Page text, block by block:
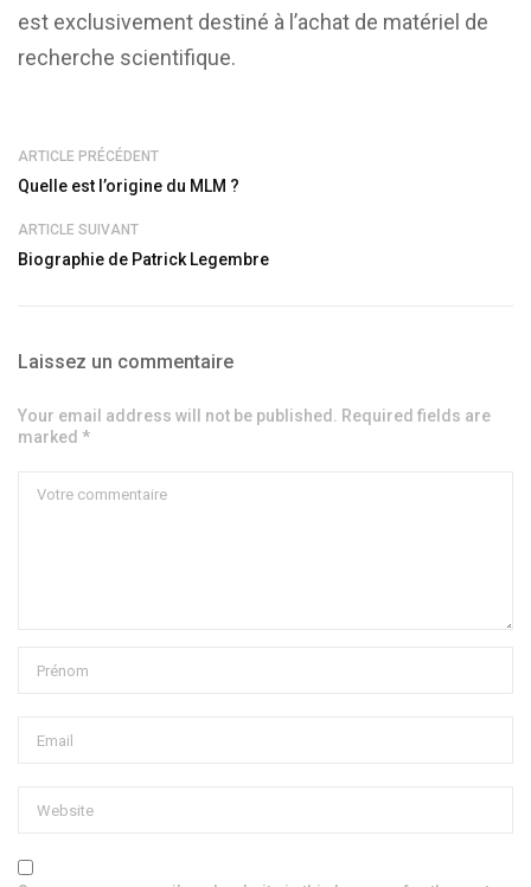
est exclusivement destiné à l’achat de matériel de
recherche scientifique.
ARTICLE PRÉCÉDENT
Quelle est l’origine du MLM ?
ARTICLE SUIVANT
Biographie de Patrick Legembre
Laissez un commentaire
Your email address will not be published. Required fields are
marked *